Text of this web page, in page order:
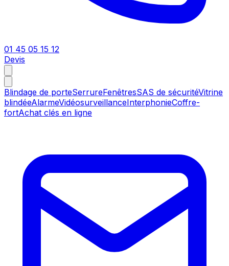
01 45 05 15 12
Devis
Blindage de porteSerrureFenêtresSAS de sécuritéVitrine
blindéeAlarmeVidéosurveillanceInterphonieCoffre-
fortAchat clés en ligne